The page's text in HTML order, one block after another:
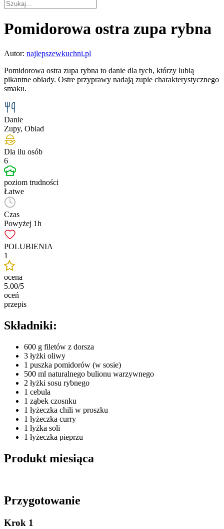
Pomidorowa ostra zupa rybna
Autor: najlepszewkuchni.pl
Pomidorowa ostra zupa rybna to danie dla tych, którzy lubią
pikantne obiady. Ostre przyprawy nadają zupie charakterystycznego
smaku.
Danie
Zupy, Obiad
Dla ilu osób
6
poziom trudności
Łatwe
Czas
Powyżej 1h
POLUBIENIA
1
ocena
5.00/5
oceń
przepis
Składniki:
600 g filetów z dorsza
3 łyżki oliwy
1 puszka pomidorów (w sosie)
500 ml naturalnego bulionu warzywnego
2 łyżki sosu rybnego
1 cebula
1 ząbek czosnku
1 łyżeczka chili w proszku
1 łyżeczka curry
1 łyżka soli
1 łyżeczka pieprzu
Produkt miesiąca
Przygotowanie
Krok 1